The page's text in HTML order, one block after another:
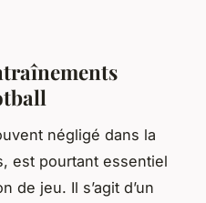
négligé dans la
est pourtant essentiel
de jeu. Il s’agit d’un